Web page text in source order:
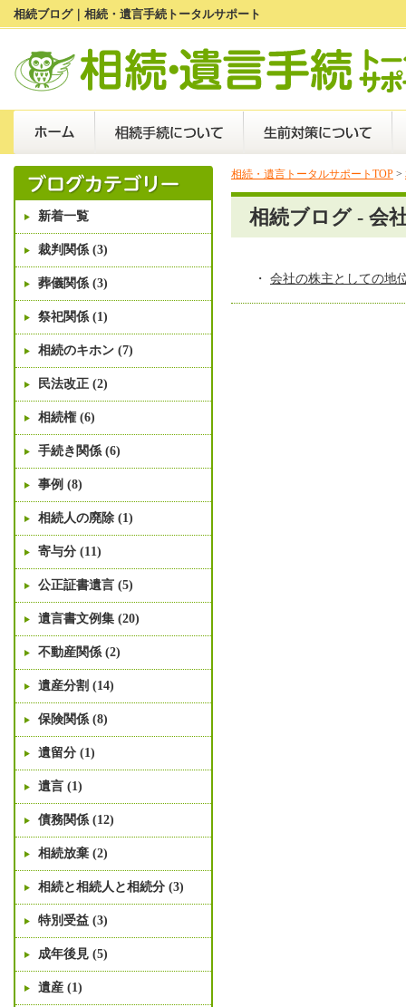
相続ブログ｜相続・遺言手続トータルサポート
相続・遺言トータルサポートTOP >
相続ブログ - 会
・ 会社の株主としての地
新着一覧
裁判関係 (3)
葬儀関係 (3)
祭祀関係 (1)
相続のキホン (7)
民法改正 (2)
相続権 (6)
手続き関係 (6)
事例 (8)
相続人の廃除 (1)
寄与分 (11)
公正証書遺言 (5)
遺言書文例集 (20)
不動産関係 (2)
遺産分割 (14)
保険関係 (8)
遺留分 (1)
遺言 (1)
債務関係 (12)
相続放棄 (2)
相続と相続人と相続分 (3)
特別受益 (3)
成年後見 (5)
遺産 (1)